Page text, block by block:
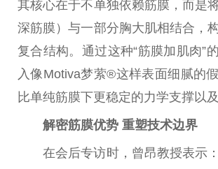
其核心在于不单独依赖筋膜，而是
深筋膜）与一部分胸大肌相结合，
复合结构。通过这种“筋膜加肌肉”
入像Motiva梦萦®这样表面细腻的
比单纯筋膜下更稳定的力学支撑以
解密筋膜优势 重塑技术边界
在会后专访时，曾昂教授表示